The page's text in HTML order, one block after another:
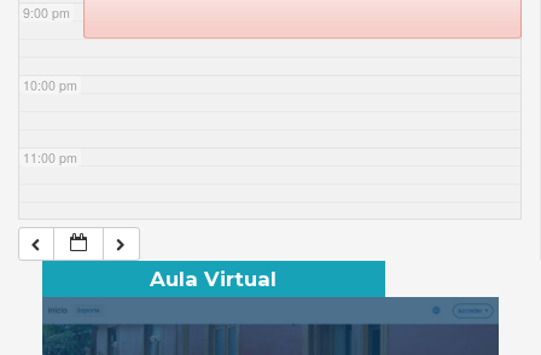
9:00 pm
10:00 pm
11:00 pm
Aula Virtual